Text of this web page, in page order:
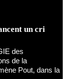
un cri
des
de la
Pout, dans la